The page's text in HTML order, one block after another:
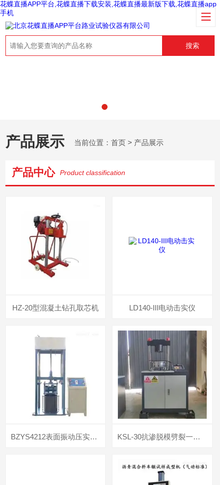
花蝶直播APP平台,花蝶直播下载安装,花蝶直播最新版下载,花蝶直播app
手机
搜索
产品展示 当前位置：首页 > 产品展示
产品中心 Product classification
HZ-20型混凝土钻孔取芯机 LD140-III电动击实仪
BZYS4212表面振动压实试验仪 KSL-30抗渗脱模劈裂一体机